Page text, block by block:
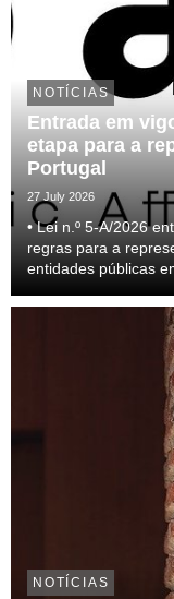
NOTÍCIAS
Entrada em
etapa para a
Portugal
27 July 2026
• Lei n.º 5-A/2026
regras para a
entidades públicas
do setor e para a
NOTÍCIAS